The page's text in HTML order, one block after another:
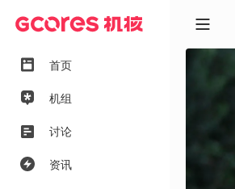
首页
机组
讨论
资讯